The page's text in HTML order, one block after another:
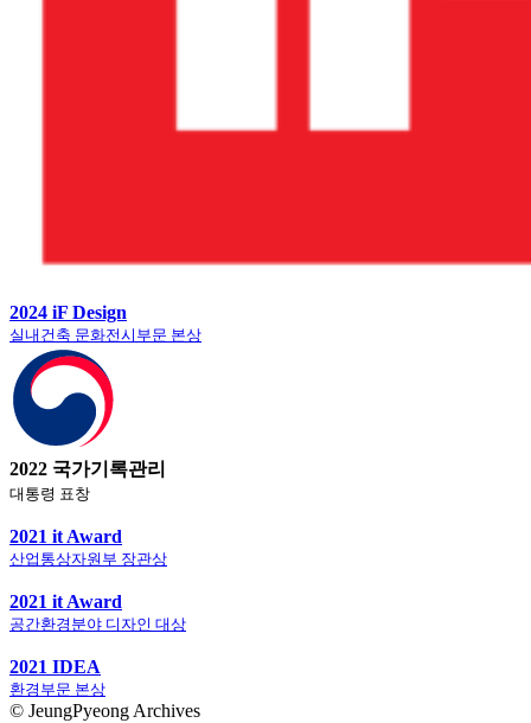
2024 iF Design
실내건축 문화전시부문 본상
2022 국가기록관리
대통령 표창
2021 it Award
산업통상자원부 장관상
2021 it Award
공간환경분야 디자인 대상
2021 IDEA
환경부문 본상
© JeungPyeong Archives